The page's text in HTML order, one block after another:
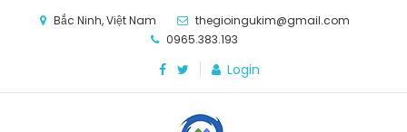
Bắc Ninh, Việt Nam
thegioingukim@gmail.com
0965.383.193
Login